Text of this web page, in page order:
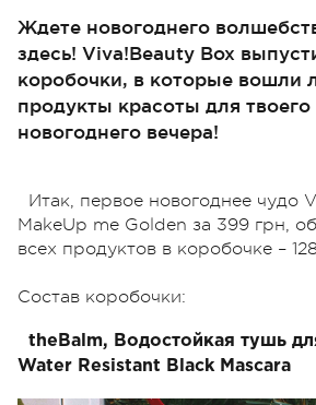
Ждете новогоднего
здесь! Viva!Beauty Box
коробочки, в которые вошли
продукты красоты для твоего
новогоднего вечера!
Итак, первое новогоднее чудо
MakeUp me Golden за 399 грн,
всех продуктов в коробочке –
Состав коробочки:
theBalm, Водостойкая тушь
Water Resistant Black Mascara